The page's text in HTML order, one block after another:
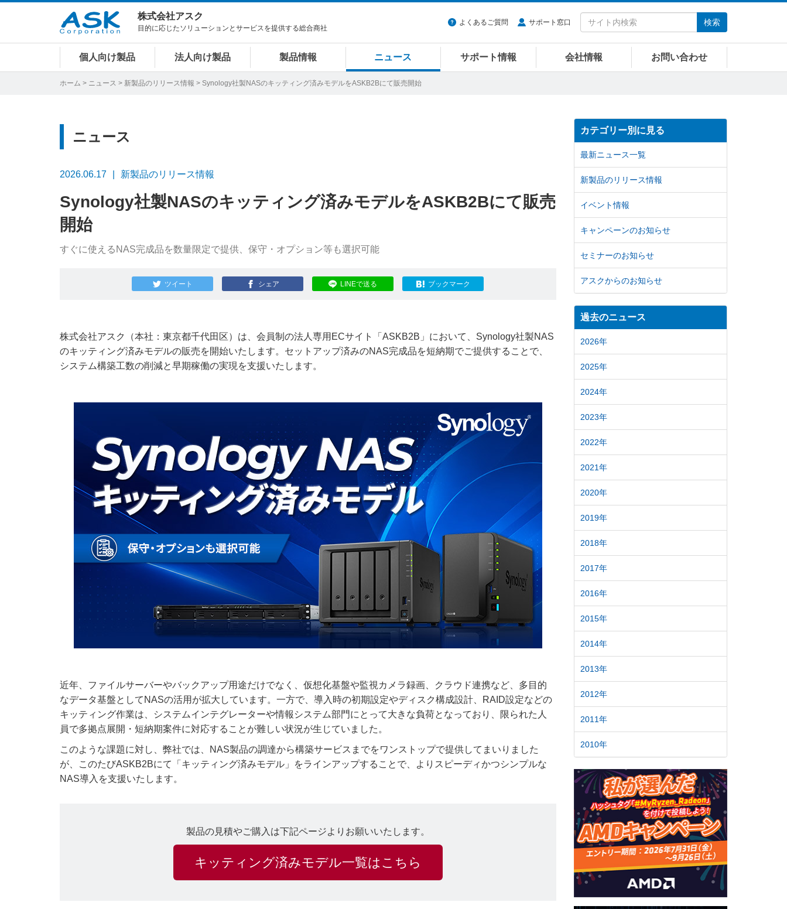
株式会社アスク
目的に応じたソリューションとサービスを提供する総合商社
よくあるご質問 サポート窓口 検索
個人向け製品 法人向け製品 製品情報 ニュース サポート情報 会社情報 お問い合わせ
ホーム > ニュース > 新製品のリリース情報 > Synology社製NASのキッティング済みモデルをASKB2Bにて販売開始
ニュース
2026.06.17 新製品のリリース情報
Synology社製NASのキッティング済みモデルをASKB2Bにて販売
開始
すぐに使えるNAS完成品を数量限定で提供、保守・オプション等も選択可能
ツイート シェア LINEで送る ブックマーク
株式会社アスク（本社：東京都千代田区）は、会員制の法人専用ECサイト「ASKB2B」において、Synology社製NAS
のキッティング済みモデルの販売を開始いたします。セットアップ済みのNAS完成品を短納期でご提供することで、
システム構築工数の削減と早期稼働の実現を支援いたします。
近年、ファイルサーバーやバックアップ用途だけでなく、仮想化基盤や監視カメラ録画、クラウド連携など、多目的
なデータ基盤としてNASの活用が拡大しています。一方で、導入時の初期設定やディスク構成設計、RAID設定などの
キッティング作業は、システムインテグレーターや情報システム部門にとって大きな負荷となっており、限られた人
員で多拠点展開・短納期案件に対応することが難しい状況が生じていました。
このような課題に対し、弊社では、NAS製品の調達から構築サービスまでをワンストップで提供してまいりました
が、このたびASKB2Bにて「キッティング済みモデル」をラインアップすることで、よりスピーディかつシンプルな
NAS導入を支援いたします。
製品の見積やご購入は下記ページよりお願いいたします。
キッティング済みモデル一覧はこちら
カテゴリー別に見る
最新ニュース一覧
新製品のリリース情報
イベント情報
キャンペーンのお知らせ
セミナーのお知らせ
アスクからのお知らせ
過去のニュース
2026年
2025年
2024年
2023年
2022年
2021年
2020年
2019年
2018年
2017年
2016年
2015年
2014年
2013年
2012年
2011年
2010年